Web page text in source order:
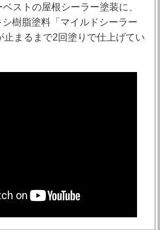
ストの屋根シーラー塗装に、
樹脂塗料「マイルドシーラー
止まるまで2回塗りで仕上げてい